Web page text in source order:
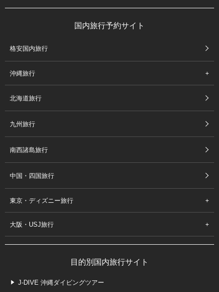
国内旅行予約サイト
格安国内旅行
沖縄旅行
北海道旅行
九州旅行
南西諸島旅行
中国・四国旅行
東京・ディズニー旅行
大阪・USJ旅行
目的別国内旅行サイト
J-DIVE 沖縄ダイビングツアー